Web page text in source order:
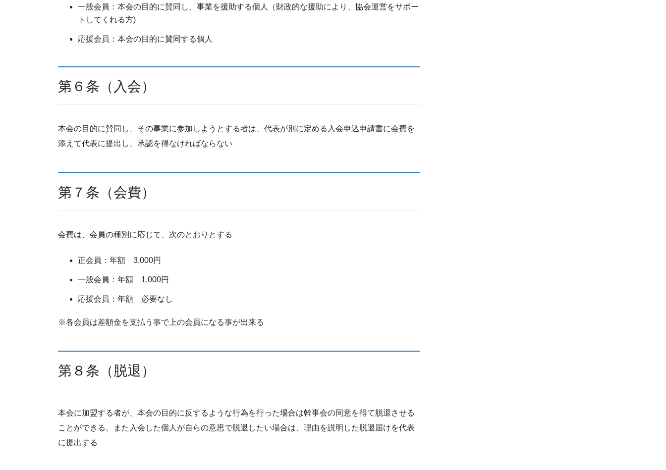
一般会員：本会の目的に賛同し、事業を援助する個人（財政的な援助により、協会運営をサポー
トしてくれる方)
応援会員：本会の目的に賛同する個⼈
第６条（入会）
本会の目的に賛同し、その事業に参加しようとする者は、代表が別に定める入会申込申請書に会費を
添えて代表に提出し、承認を得なければならない
第７条（会費）
会費は、会員の種別に応じて、次のとおりとする
正会員：年額 3,000円
一般会員：年額 1,000円
応援会員：年額 必要なし
※各会員は差額⾦を支払う事で上の会員になる事が出来る
第８条（脱退）
本会に加盟する者が、本会の目的に反するような行為を行った場合は幹事会の同意を得て脱退させる
ことができる。また入会した個⼈が自らの意思で脱退したい場合は、理由を説明した脱退届けを代表
に提出する